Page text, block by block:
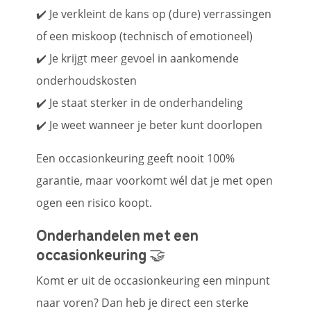
✔️ Je verkleint de kans op (dure) verrassingen
of een miskoop (technisch of emotioneel)
✔️ Je krijgt meer gevoel in aankomende
onderhoudskosten
✔️ Je staat sterker in de onderhandeling
✔️ Je weet wanneer je beter kunt doorlopen
Een occasionkeuring geeft nooit 100%
garantie, maar voorkomt wél dat je met open
ogen een risico koopt.
Onderhandelen met een
occasionkeuring 🤝
Komt er uit de occasionkeuring een minpunt
naar voren? Dan heb je direct een sterke